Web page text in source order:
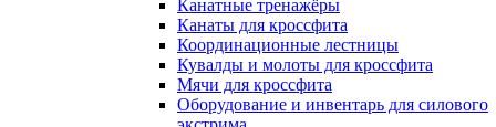
Канатные тренажёры
Канаты для кроссфита
Координационные лестницы
Кувалды и молоты для кроссфита
Мячи для кроссфита
Оборудование и инвентарь для силового